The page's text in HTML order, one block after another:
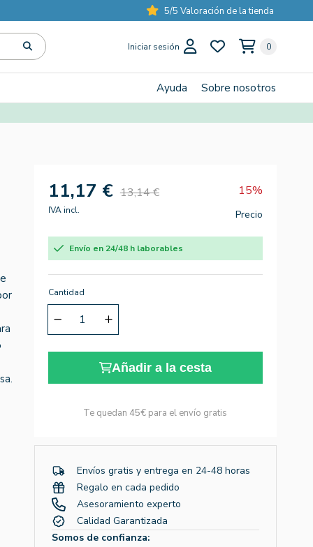
5/5 Valoración de la tienda
Iniciar sesión 0
Ayuda Sobre nosotros
11,17 € 13,14 € 15%
IVA incl. Precio
Envío en 24/48 h laborables
Cantidad
Añadir a la cesta
Te quedan 45€ para el envío gratis
Envíos gratis y entrega en 24-48 horas
Regalo en cada pedido
Asesoramiento experto
Calidad Garantizada
Somos de confianza: